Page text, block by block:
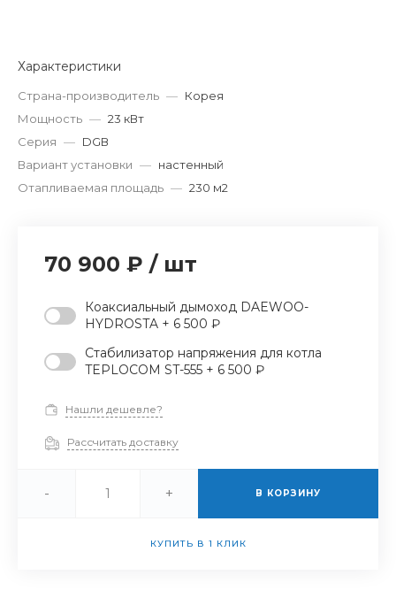
Характеристики
Страна-производитель — Корея
Мощность — 23 кВт
Серия — DGВ
Вариант установки — настенный
Отапливаемая площадь — 230 м2
70 900 ₽ / шт
Коаксиальный дымоход DAEWOO-
HYDROSTA + 6 500 ₽
Стабилизатор напряжения для котла
TEPLOCOM ST-555 + 6 500 ₽
Нашли дешевле?
Рассчитать доставку
- + В КОРЗИНУ
КУПИТЬ В 1 КЛИК